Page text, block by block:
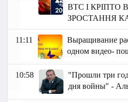
BTC І КРІПТО
ЗРОСТАННЯ
11:11
Выращивание
одном видео-
10:58
"Прошли три
дня войны" -